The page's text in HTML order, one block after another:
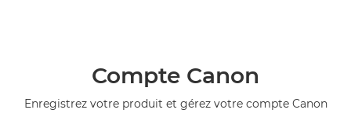
Compte Canon
Enregistrez votre produit et gérez votre compte Canon